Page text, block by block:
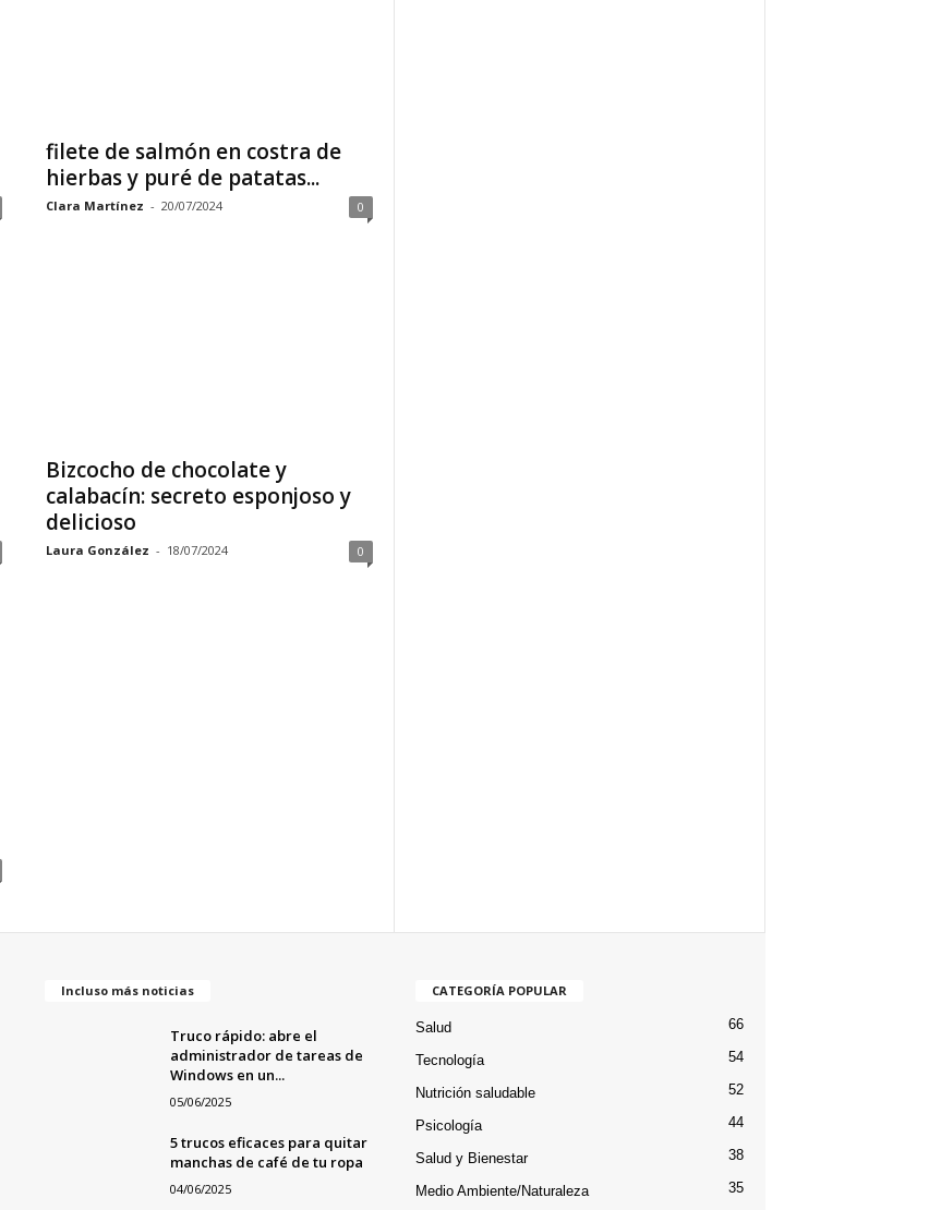
filete de salmón en costra de
hierbas y puré de patatas...
Clara Martínez - 20/07/2024 0
Bizcocho de chocolate y
calabacín: secreto esponjoso y
delicioso
Laura González - 18/07/2024 0
Incluso más noticias
Truco rápido: abre el
administrador de tareas de
Windows en un...
05/06/2025
5 trucos eficaces para quitar
manchas de café de tu ropa
04/06/2025
CATEGORÍA POPULAR
Salud 66
Tecnología 54
Nutrición saludable 52
Psicología 44
Salud y Bienestar 38
Medio Ambiente/Naturaleza 35